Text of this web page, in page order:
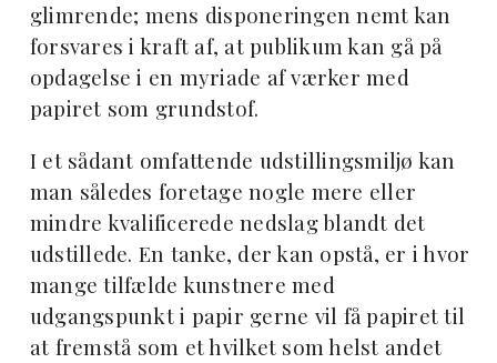
glimrende; mens disponeringen nemt kan
forsvares i kraft af, at publikum kan gå på
opdagelse i en myriade af værker med
papiret som grundstof.
I et sådant omfattende udstillingsmiljø kan
man således foretage nogle mere eller
mindre kvalificerede nedslag blandt det
udstillede. En tanke, der kan opstå, er i hvor
mange tilfælde kunstnere med
udgangspunkt i papir gerne vil få papiret til
at fremstå som et hvilket som helst andet